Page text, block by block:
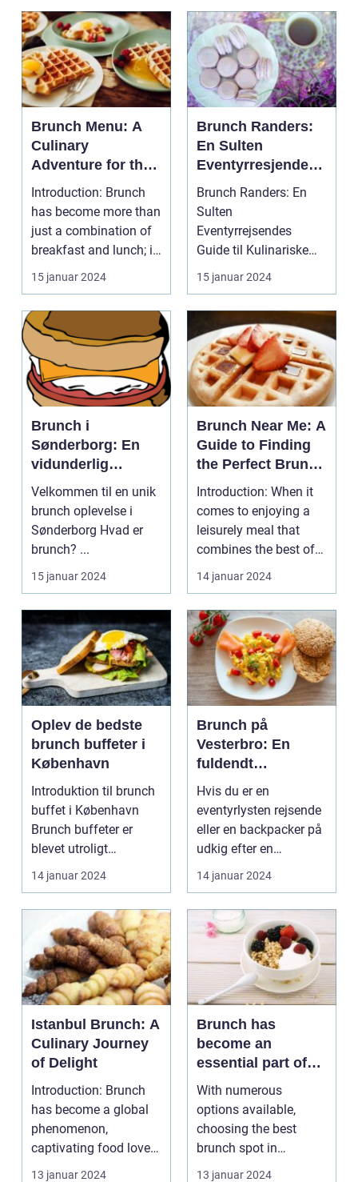
Brunch Menu: A
Culinary
Adventure for the
Adventurous
Souls
Introduction: Brunch
has become more than
just a combination of
breakfast and lunch; it
has transfor...
15 januar 2024
Brunch Randers:
En Sulten
Eventyrresjendes
Guide til
Kulinariske
Oplevelser
Brunch Randers: En
Sulten
Eventyrrejsendes
Guide til Kulinariske
Oplevelser Introduktion
til Brunc...
15 januar 2024
Brunch i
Sønderborg: En
vidunderlig
kulinarisk
oplevelse
Velkommen til en unik
brunch oplevelse i
Sønderborg Hvad er
brunch? ...
15 januar 2024
Brunch Near Me: A
Guide to Finding
the Perfect Brunch
Spot
Introduction: When it
comes to enjoying a
leisurely meal that
combines the best of
both breakfast a...
14 januar 2024
Oplev de bedste
brunch buffeter i
København
Introduktion til brunch
buffet i København
Brunch buffeter er
blevet utroligt
populære i København
14 januar 2024
Brunch på
Vesterbro: En
fuldendt
madoplevelse
Hvis du er en
eventyrlysten rejsende
eller en backpacker på
udkig efter en
uforglemmelig
madoplevels...
14 januar 2024
Istanbul Brunch: A
Culinary Journey
of Delight
Introduction: Brunch
has become a global
phenomenon,
captivating food lovers
with its unique blend
13 januar 2024
Brunch has
become an
essential part of
Copenhagens food
culture, offering a
delightful
combination of
breakfast and
lunch dishes
With numerous
options available,
choosing the best
brunch spot in
Copenhagen can be a
13 januar 2024